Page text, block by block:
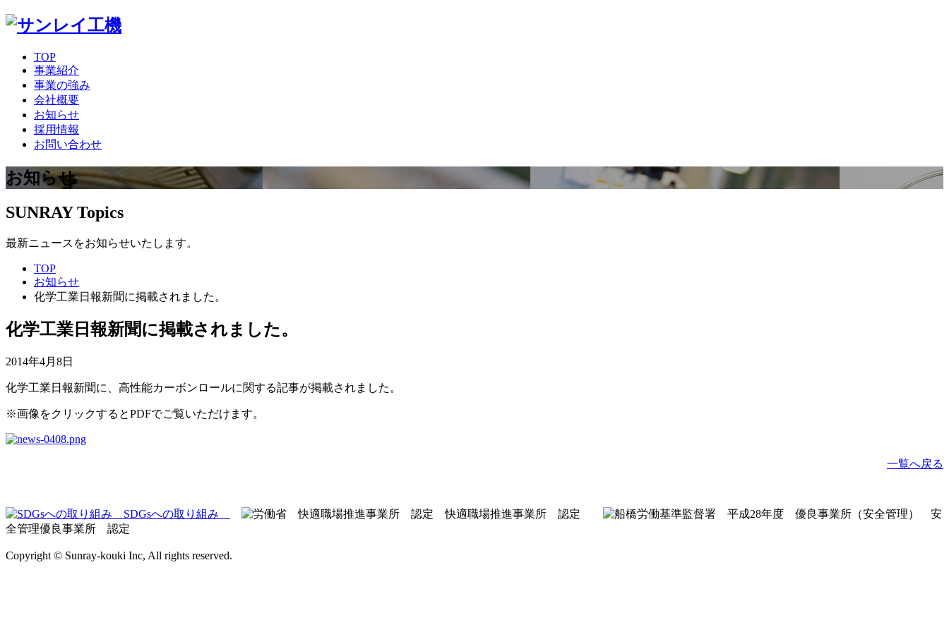
TOP
事業紹介
事業の強み
会社概要
お知らせ
採用情報
お問い合わせ
お知らせ
SUNRAY Topics
最新ニュースをお知らせいたします。
TOP
お知らせ
化学工業日報新聞に掲載されました。
化学工業日報新聞に掲載されました。
2014年4月8日
化学工業日報新聞に、高性能カーボンロールに関する記事が掲載されました。
※画像をクリックするとPDFでご覧いただけます。
一覧へ戻る
SDGsへの取り組み 快適職場推進事業所 認定
安
全管理優良事業所 認定
Copyright ©️ Sunray-kouki Inc, All rights reserved.